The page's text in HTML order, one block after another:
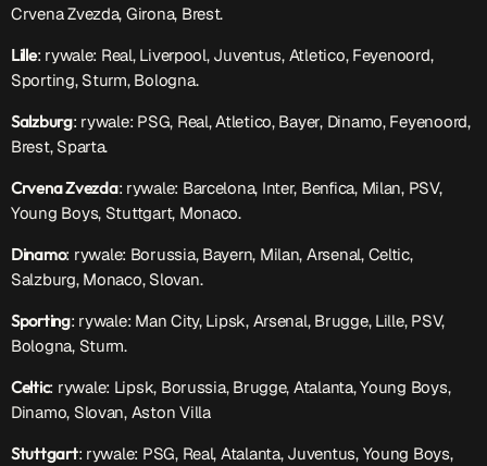
Crvena Zvezda, Girona, Brest.
Lille: rywale: Real, Liverpool, Juventus, Atletico, Feyenoord,
Sporting, Sturm, Bologna.
Salzburg: rywale: PSG, Real, Atletico, Bayer, Dinamo, Feyenoord,
Brest, Sparta.
Crvena Zvezda: rywale: Barcelona, Inter, Benfica, Milan, PSV,
Young Boys, Stuttgart, Monaco.
Dinamo: rywale: Borussia, Bayern, Milan, Arsenal, Celtic,
Salzburg, Monaco, Slovan.
Sporting: rywale: Man City, Lipsk, Arsenal, Brugge, Lille, PSV,
Bologna, Sturm.
Celtic: rywale: Lipsk, Borussia, Brugge, Atalanta, Young Boys,
Dinamo, Slovan, Aston Villa
Stuttgart: rywale: PSG, Real, Atalanta, Juventus, Young Boys,